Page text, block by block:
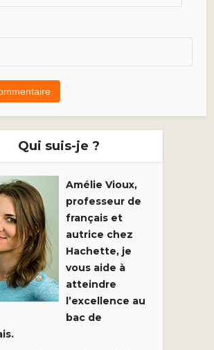
Qui suis-je ?
Amélie Vioux,
professeur de
français et
autrice chez
Hachette, je
vous aide à
atteindre
l’excellence au
bac de